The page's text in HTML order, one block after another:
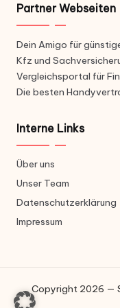
Partner Webseiten
Dein Amigo für
Kfz und
Vergleichsportal für
Die besten
Interne Links
Über uns
Unser Team
Datenschutzerklärung
Impressum
Copyright 2026 —